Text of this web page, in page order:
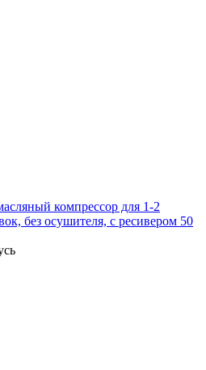
компрессор для 1-2
без осушителя, с ресивером 50